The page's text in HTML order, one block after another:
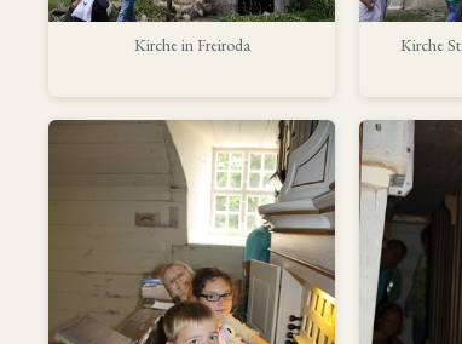
Kirche in Freiroda Kirche